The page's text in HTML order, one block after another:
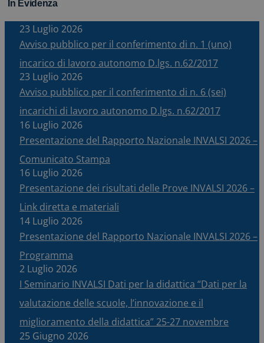
In Evidenza
23 Luglio 2026
Avviso pubblico per il conferimento di n. 1 (uno)
incarico di lavoro autonomo D.lgs. n.62/2017
23 Luglio 2026
Avviso pubblico per il conferimento di n. 6 (sei)
incarichi di lavoro autonomo D.lgs. n.62/2017
16 Luglio 2026
Presentazione del Rapporto Nazionale INVALSI 2026 –
Comunicato Stampa
16 Luglio 2026
Presentazione dei risultati delle Prove INVALSI 2026 –
Link diretta e materiali
14 Luglio 2026
Presentazione del Rapporto Nazionale INVALSI 2026 –
Programma
2 Luglio 2026
I Seminario INVALSI Dati per la didattica “Dati per la
valutazione delle scuole, l’innovazione e il
miglioramento della didattica” 25-27 novembre
25 Giugno 2026